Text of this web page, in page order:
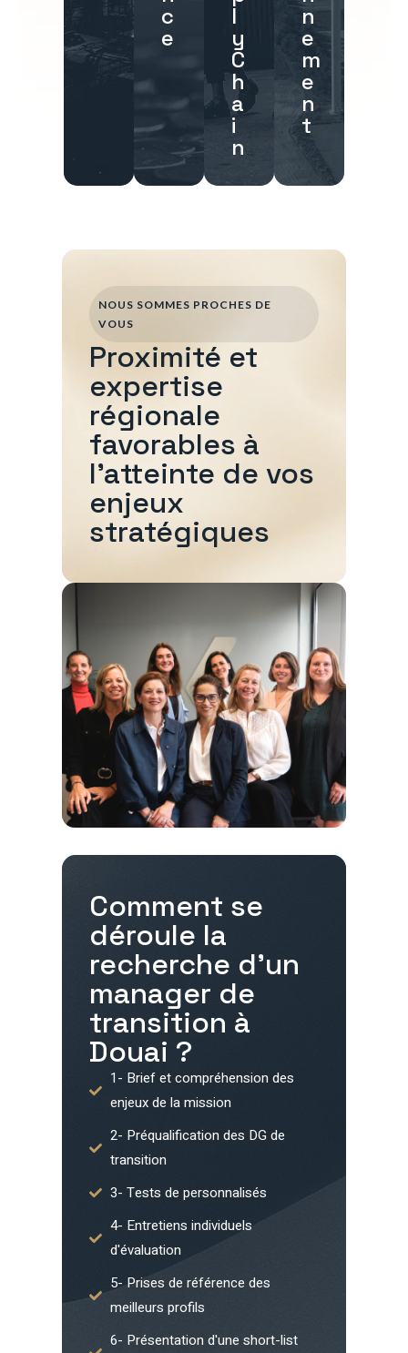
c
e
l
y
C
h
a
i
n
n
e
m
e
n
t
Comment se
déroule la
recherche d'un
manager de
transition à
Douai ?
1- Brief et compréhension des
enjeux de la mission
2- Préqualification des DG de
transition
3- Tests de personnalisés
4- Entretiens individuels
d'évaluation
5- Prises de référence des
meilleurs profils
6- Présentation d'une short-list
NOUS SOMMES PROCHES DE
VOUS
Proximité et
expertise
régionale
favorables à
l'atteinte de vos
enjeux
stratégiques